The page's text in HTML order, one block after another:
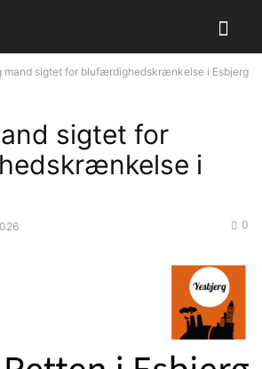
mand sigtet for blufærdighedskrænkelse i Esbjerg
sigtet for
i
0